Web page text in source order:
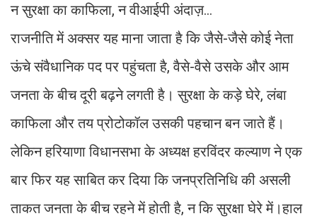
न सुरक्षा का काफिला, न वीआईपी अंदाज़...
राजनीति में अक्सर यह माना जाता है कि जैसे-जैसे कोई नेता
ऊंचे संवैधानिक पद पर पहुंचता है, वैसे-वैसे उसके और आम
जनता के बीच दूरी बढ़ने लगती है। सुरक्षा के कड़े घेरे, लंबा
काफिला और तय प्रोटोकॉल उसकी पहचान बन जाते हैं।
लेकिन हरियाणा विधानसभा के अध्यक्ष हरविंदर कल्याण ने एक
बार फिर यह साबित कर दिया कि जनप्रतिनिधि की असली
ताकत जनता के बीच रहने में होती है, न कि सुरक्षा घेरे में।हाल